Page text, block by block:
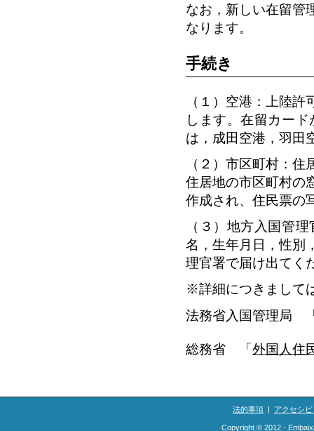
なお，新しい在留管
なります。
手続き
（１）空港：上陸
します。在留カー
は，成田空港，羽田
（２）市区町村：
住居地の市区町村の
作成され、住民票の
（３）地方入国管
名，生年月日，性別
理官署で届け出てく
※詳細につきまして
法務省入国管理局
総務省 「外国人住
法的事項 | アクセシ
Copyright © 2012 -